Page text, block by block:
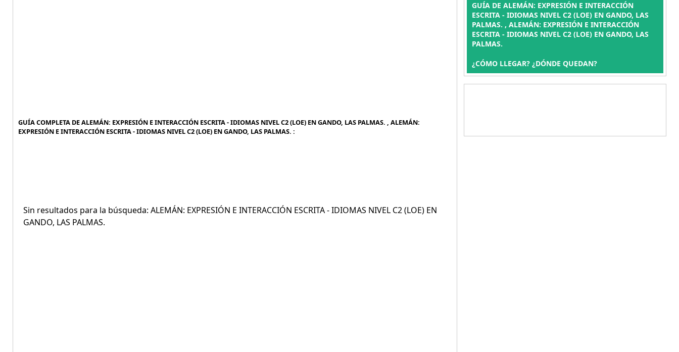
GUÍA COMPLETA DE ALEMÁN: EXPRESIÓN E INTERACCIÓN ESCRITA - IDIOMAS NIVEL C2 (LOE) EN GANDO, LAS PALMAS. , ALEMÁN:
EXPRESIÓN E INTERACCIÓN ESCRITA - IDIOMAS NIVEL C2 (LOE) EN GANDO, LAS PALMAS. :
Sin resultados para la búsqueda: ALEMÁN: EXPRESIÓN E INTERACCIÓN ESCRITA - IDIOMAS NIVEL C2 (LOE) EN
GANDO, LAS PALMAS.
GUÍA DE ALEMÁN: EXPRESIÓN E INTERACCIÓN
ESCRITA - IDIOMAS NIVEL C2 (LOE) EN GANDO, LAS
PALMAS. , ALEMÁN: EXPRESIÓN E INTERACCIÓN
ESCRITA - IDIOMAS NIVEL C2 (LOE) EN GANDO, LAS
PALMAS.
¿CÓMO LLEGAR? ¿DÓNDE QUEDAN?